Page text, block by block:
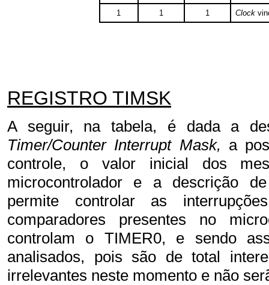
1 1 1 Clock
REGISTRO TIMSK
A seguir, na tabela, é dada a
Timer/Counter Interrupt Mask, a
controle, o valor inicial dos
microcontrolador e a descrição
permite controlar as
comparadores presentes no
controlam o TIMER0, e sendo
analisados, pois são de total
irrelevantes neste momento e não